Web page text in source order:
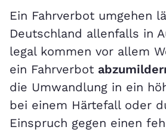
Ein Fahrverbot umgehen
Deutschland allenfalls in
legal kommen vor allem
ein Fahrverbot
die Umwandlung in ein
bei einem Härtefall oder
Einspruch gegen einen